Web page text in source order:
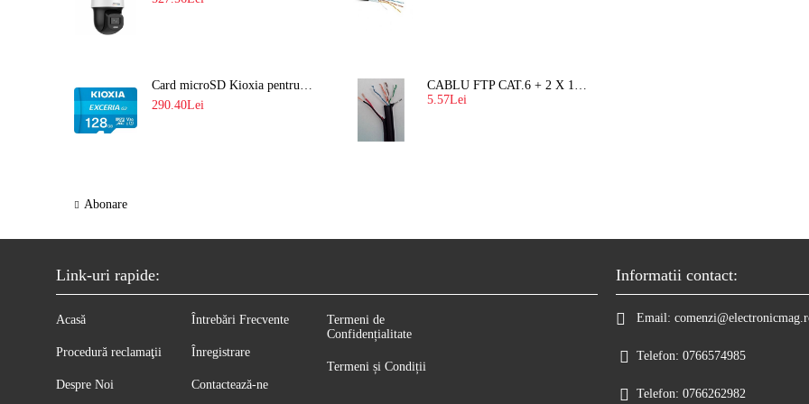
Card microSD Kioxia pentru CCTV cu capacitate memorie 128GB Ultra HD 4K LMEX2L128GG2
290.40Lei
Abonare
CABLU FTP CAT.6 + 2 X 1.5 MM2 ( LITAT ) CU SUFA
5.57Lei
Link-uri rapide:
Acasă
Procedură reclamaţii
Despre Noi
Întrebări Frecvente
Înregistrare
Contactează-ne
Termeni de
Confidențialitate
Termeni și Condiții
Informatii contact:
Email:
Telefon: 0766574985
Telefon: 0766262982